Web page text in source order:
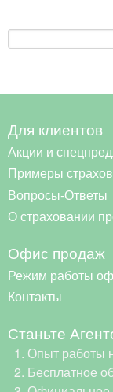
Форма
Поиск
Для клиентов
Акции и
Примеры
Вопросы-Ответы
О страховании
Офис продаж
Режим работы
Контакты
Станьте
Опыт работы
Бесплатное